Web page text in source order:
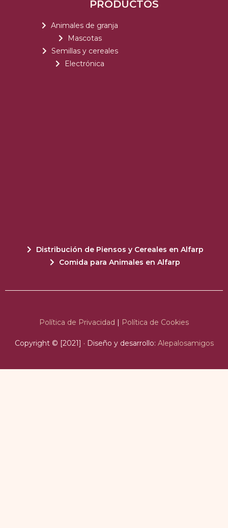
PRODUCTOS
Animales de granja
Mascotas
Semillas y cereales
Electrónica
Distribución de Piensos y Cereales en Alfarp
Comida para Animales en Alfarp
Política de Privacidad | Política de Cookies
Copyright © [2021] · Diseño y desarrollo: Alepalosamigos